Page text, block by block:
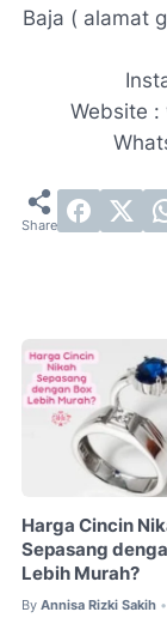
Baja ( alamat
Website :
Harga Cincin
Sepasang
Lebih Murah?
By Annisa Rizki Sakih •